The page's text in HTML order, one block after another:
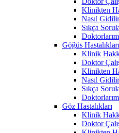
Klinikten
Nasıl
Sıkça
Göğüs Hastalıkları
Klinik
Doktor
Klinikten
Nasıl
Sıkça
Göz Hastalıkları
Klinik
Doktor